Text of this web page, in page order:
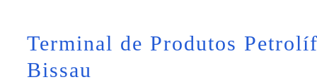
Terminal de Produtos
Bissau